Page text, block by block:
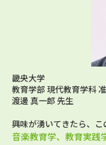
畿央大学
教育学部 現代教育学科
渡邊 真一郎 先生
興味が湧いてきたら、こ
音楽教育学、教育実践